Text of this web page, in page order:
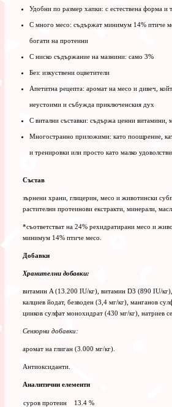
Удобни по размер хапки: с естествена форма и
С много месо: съдържат минимум 14% птиче
богати на протеини
С ниско съдържание на мазнини: само 3%
Без: изкуствени оцветители
Апетитна рецепта: аромат на месо и дивеч,
неустоими и събужда приключенския дух
С витални съставки: съдържа ценни витамини,
Многостранно приложими: като поощрение,
и тренировки или просто като малко
Състав
зърнени храни, глицерин, месо и животински
растителни протеинови екстракти, минерали,
*съответстват на 24% рехидратирани месо и
минимум 14% птиче месо.
Добавки
Хранителни добавки:
витамин A (13.200 IU/кг), витамин D3 (890 IU/
калциев йодат, безводен (3,4 мг/кг), манганов
цинков сулфат монохидрат (430 мг/кг), натриев
Сензорни добавки:
аромат на глиган (3.000 мг/кг).
Антиоксиданти.
Аналитични елементи
суров протеин
13.4 %